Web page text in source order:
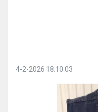
4-2-2026 18:10:03